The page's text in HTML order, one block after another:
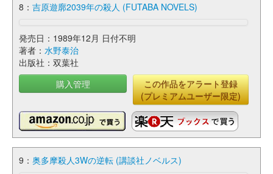
8： 吉原遊廓2039年の殺人 (FUTABA NOVELS)
発売日：1989年12月 日付不明
著者： 水野泰治
出版社：双葉社
購入管理
この作品をアラート登録
(プレミアムユーザー限定)
9： 奥多摩殺人3Wの逆転 (講談社ノベルス)